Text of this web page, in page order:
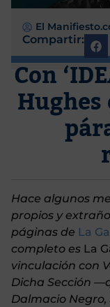
El
Compartir:
Con
Hughes
Hace algunos
propios y
páginas de La
completo es La
vinculación con
Dicha Sección
Dalmacio